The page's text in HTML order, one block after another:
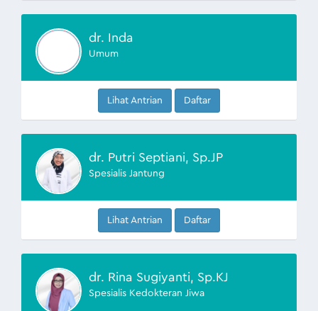
dr. Inda
Umum
Lihat Antrian Daftar
dr. Putri Septiani, Sp.JP
Spesialis Jantung
Lihat Antrian Daftar
dr. Rina Sugiyanti, Sp.KJ
Spesialis Kedokteran Jiwa